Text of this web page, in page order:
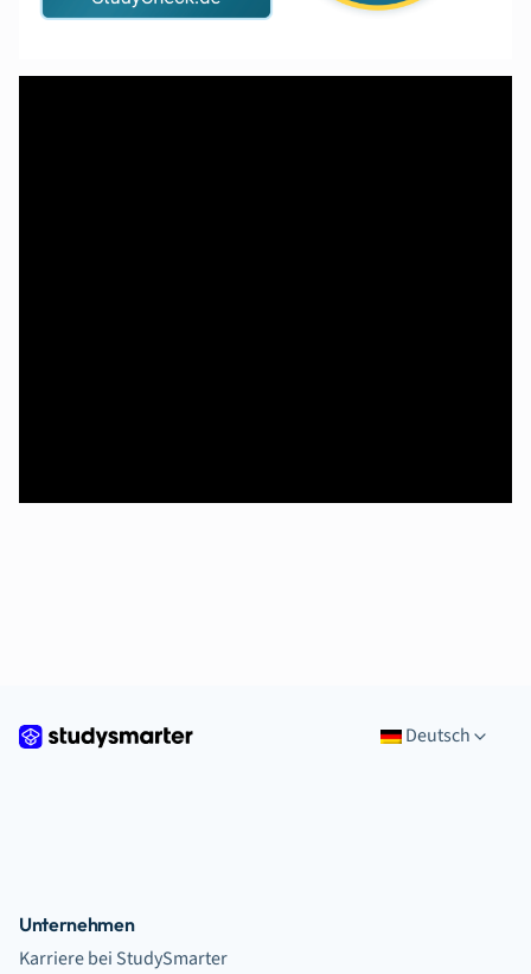
Deutsch
Unternehmen
Karriere bei StudySmarter